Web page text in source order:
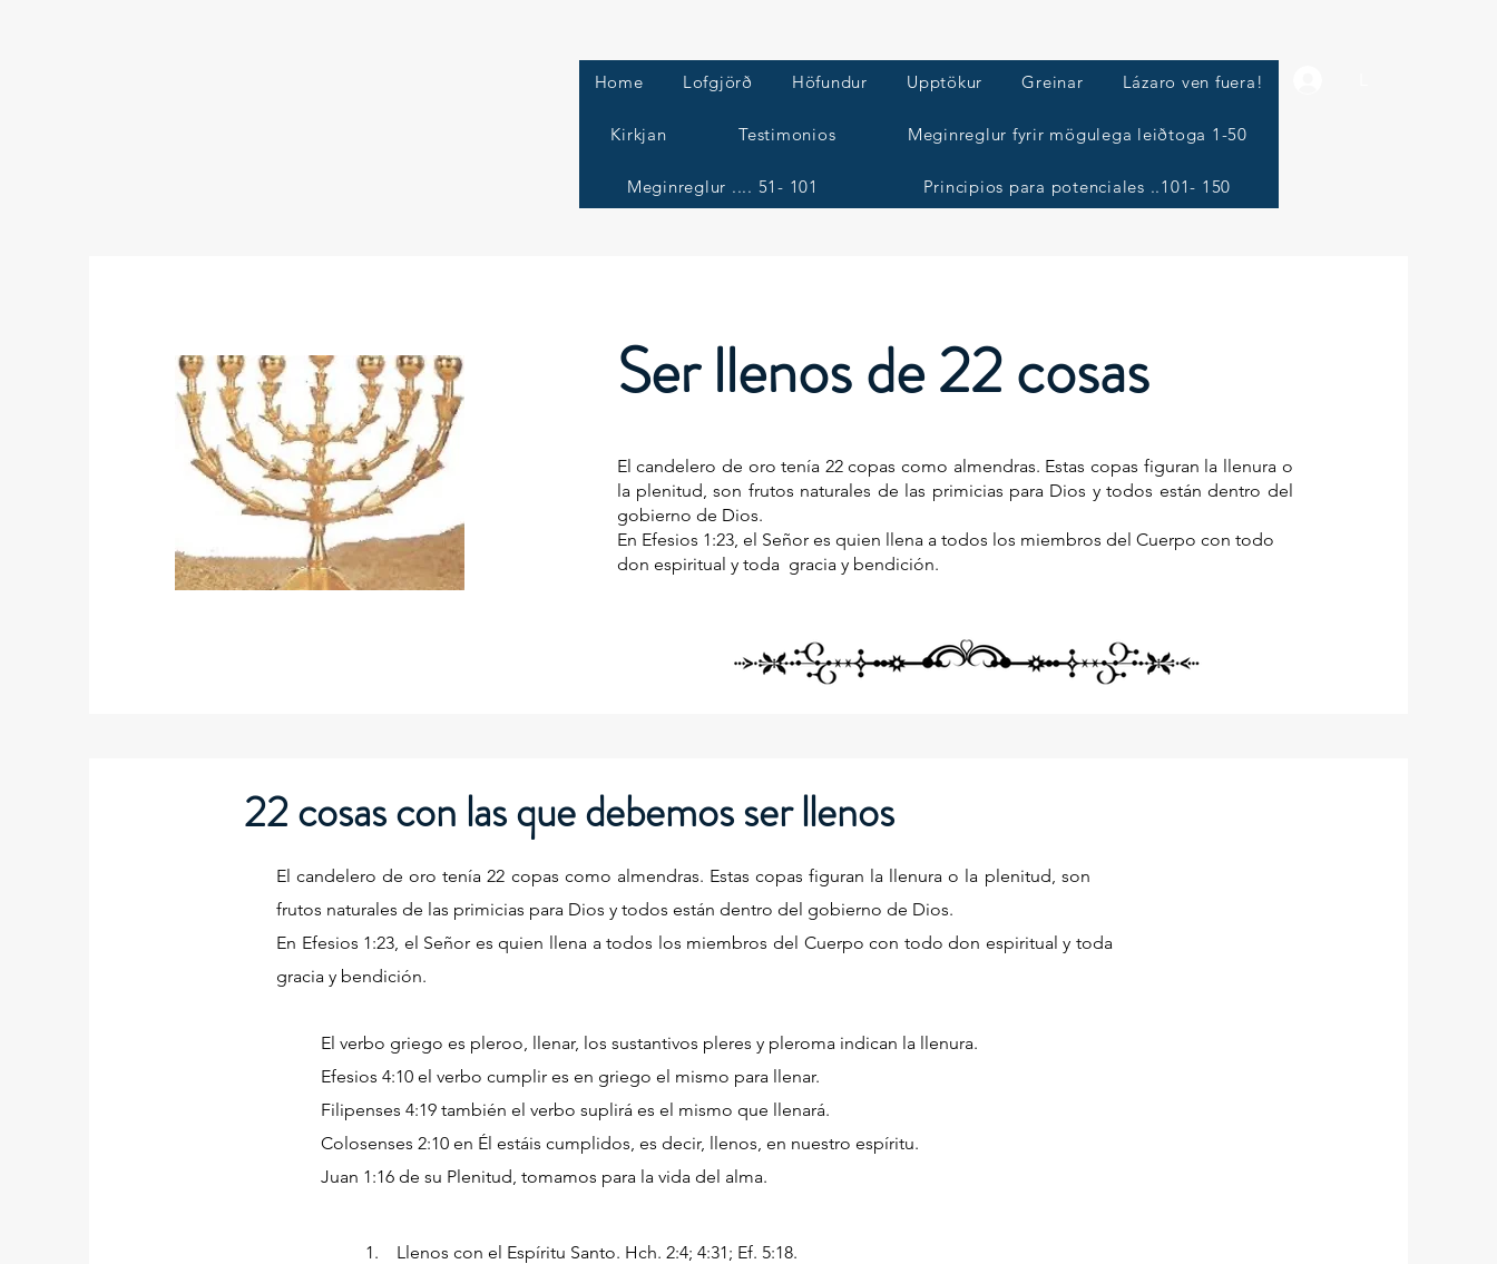
Home Lofgjörð Höfundur Upptökur Greinar Lázaro ven fuera!
Kirkjan Testimonios Meginreglur fyrir mögulega leiðtoga 1-50
Meginreglur .... 51- 101 Principios para potenciales ..101- 150
Ser llenos de 22 cosas
El candelero de oro tenía 22 copas como almendras. Estas copas figuran la llenura o
la plenitud, son frutos naturales de las primicias para Dios y todos están dentro del
gobierno de Dios.
En Efesios 1:23, el Señor es quien llena a todos los miembros del Cuerpo con todo
don espiritual y toda gracia y bendición.
22 cosas con las que debemos ser llenos
El candelero de oro tenía 22 copas como almendras. Estas copas figuran la llenura o la plenitud, son
frutos naturales de las primicias para Dios y todos están dentro del gobierno de Dios.
En Efesios 1:23, el Señor es quien llena a todos los miembros del Cuerpo con todo don espiritual y toda
gracia y bendición.
El verbo griego es pleroo, llenar, los sustantivos pleres y pleroma indican la llenura.
Efesios 4:10 el verbo cumplir es en griego el mismo para llenar.
Filipenses 4:19 también el verbo suplirá es el mismo que llenará.
Colosenses 2:10 en Él estáis cumplidos, es decir, llenos, en nuestro espíritu.
Juan 1:16 de su Plenitud, tomamos para la vida del alma.
1. Llenos con el Espíritu Santo. Hch. 2:4; 4:31; Ef. 5:18.